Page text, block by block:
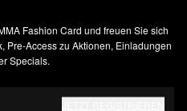
Fashion Card und freuen Sie sich
Pre-Access zu Aktionen, Einladungen
Specials.